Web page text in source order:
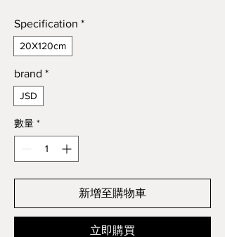
Specification *
20X120cm
brand *
JSD
數量 *
新增至購物車
立即購買